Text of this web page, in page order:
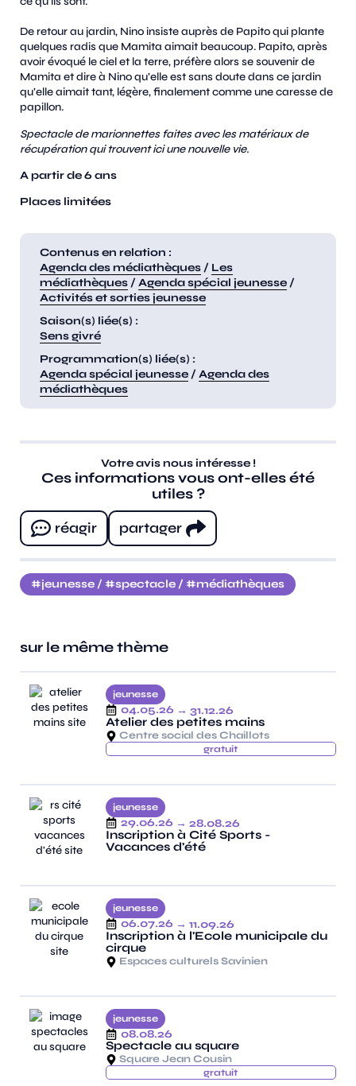
De retour au jardin, Nino insiste auprès de Papito qui plante
quelques radis que Mamita aimait beaucoup. Papito, après
avoir évoqué le ciel et la terre, préfère alors se souvenir de
Mamita et dire à Nino qu’elle est sans doute dans ce jardin
qu’elle aimait tant, légère, finalement comme une caresse de
papillon.
Spectacle de marionnettes faites avec les matériaux de
récupération qui trouvent ici une nouvelle vie.
A partir de 6 ans
Places limitées
Contenus en relation :
Agenda des médiathèques / Les
médiathèques / Agenda spécial jeunesse /
Activités et sorties jeunesse
Saison(s) liée(s) :
Sens givré
Programmation(s) liée(s) :
Agenda spécial jeunesse / Agenda des
médiathèques
Votre avis nous intéresse !
Ces informations vous ont-elles été
utiles ?
réagir
partager
jeunesse / spectacle / médiathèques
sur le même thème
jeunesse
04.05.26 → 31.12.26
Atelier des petites mains
Centre social des Chaillots
gratuit
jeunesse
29.06.26 → 28.08.26
Inscription à Cité Sports -
Vacances d'été
jeunesse
06.07.26 → 11.09.26
Inscription à l'Ecole municipale du
cirque
Espaces culturels Savinien
jeunesse
08.08.26
Spectacle au square
Square Jean Cousin
gratuit